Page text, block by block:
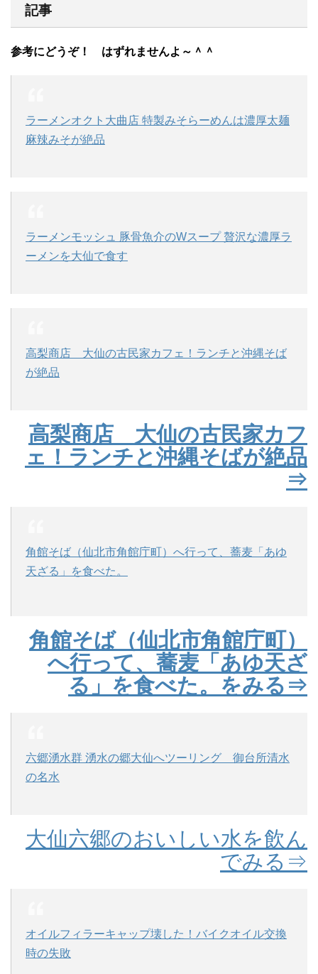
記事
参考にどうぞ！ はずれませんよ～＾＾
ラーメンオクト大曲店 特製みそらーめんは濃厚太麺
麻辣みそが絶品
ラーメンモッシュ 豚骨魚介のWスープ 贅沢な濃厚ラ
ーメンを大仙で食す
高梨商店 大仙の古民家カフェ！ランチと沖縄そば
が絶品
高梨商店 大仙の古民家カフ
ェ！ランチと沖縄そばが絶品
⇒
角館そば（仙北市角館庁町）へ行って、蕎麦「あゆ
天ざる」を食べた。
角館そば（仙北市角館庁町）
へ行って、蕎麦「あゆ天ざ
る」を食べた。をみる⇒
六郷湧水群 湧水の郷大仙へツーリング 御台所清水
の名水
大仙六郷のおいしい水を飲ん
でみる⇒
オイルフィラーキャップ壊した！バイクオイル交換
時の失敗